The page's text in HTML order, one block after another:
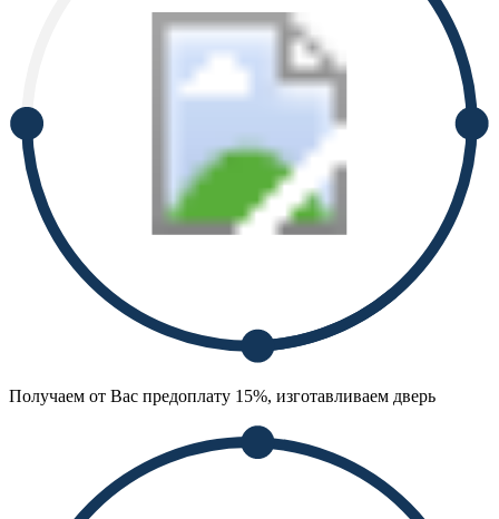
Получаем от Вас предоплату 15%, изготавливаем дверь